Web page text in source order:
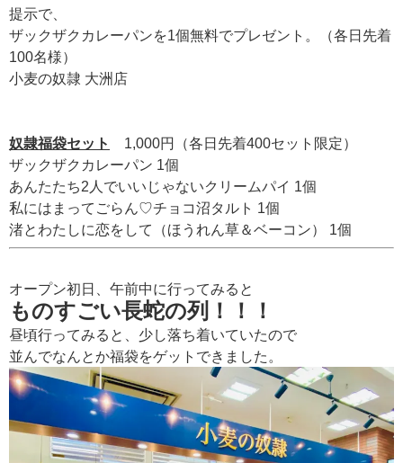
提示で、
ザックザクカレーパンを1個無料でプレゼント。（各日先着
100名様）
小麦の奴隷 大洲店
奴隷福袋セット
1,000円（各日先着400セット限定）
ザックザクカレーパン 1個
あんたたち2人でいいじゃないクリームパイ 1個
私にはまってごらん♡チョコ沼タルト 1個
渚とわたしに恋をして（ほうれん草＆ベーコン） 1個
オープン初日、午前中に行ってみると
ものすごい長蛇の列！！！
昼頃行ってみると、少し落ち着いていたので
並んでなんとか福袋をゲットできました。